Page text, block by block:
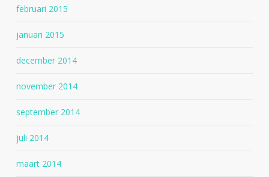
februari 2015
januari 2015
december 2014
november 2014
september 2014
juli 2014
maart 2014